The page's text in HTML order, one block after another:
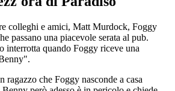
colleghi e amici, Matt Murdock, Foggy
passano una piacevole serata al pub.
interrotta quando Foggy riceve una
ragazzo che Foggy nasconde a casa